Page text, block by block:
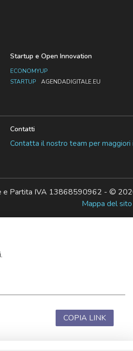
Startup e Open Innovation
ECONOMYUP
STARTUP
AGENDADIGITALE.EU
Contatti
Contatta il nostro team per maggiori
e Partita IVA 13868590962 - ©
Mappa del sito
COPIA LINK